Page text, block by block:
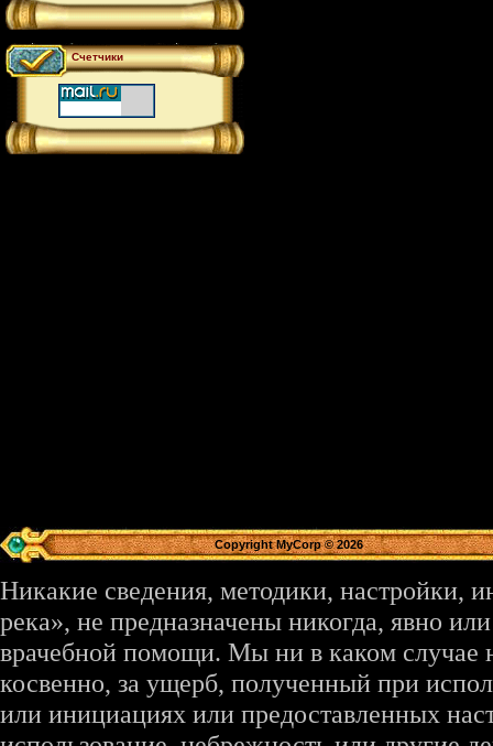
Счетчики
Copyright MyCorp © 2026
Никакие сведения, методики, настройки,
река», не предназначены никогда, явно
врачебной помощи. Мы ни в каком случае
косвенно, за ущерб, полученный при
или инициациях или предоставленных